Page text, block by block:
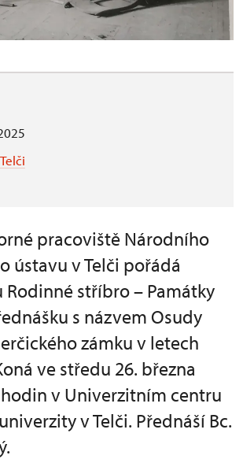
pracoviště Národního
ústavu v Telči pořádá
Rodinné stříbro – Památky
s názvem Osudy
zámku v letech
ve středu 26. března
hodin v Univerzitním centru
v Telči. Přednáší Bc.